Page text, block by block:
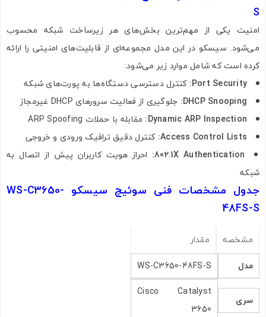
S
امنیت یکی از مهم‌ترین بخش‌های هر زیرساخت شبکه محسوب
می‌شود. سیسکو در این مدل مجموعه‌ای از قابلیت‌های امنیتی را ارائه
کرده است که شامل موارد زیر می‌شود:
Port Security: کنترل دسترسی دستگاه‌ها به پورت‌های شبکه
DHCP Snooping: جلوگیری از فعالیت سرورهای DHCP غیرمجاز
Dynamic ARP Inspection: مقابله با حملات ARP Spoofing
Access Control Lists: کنترل دقیق ترافیک ورودی و خروجی
802.1X Authentication: احراز هویت کاربران پیش از اتصال به
شبکه
جدول مشخصات فنی سوئیچ سیسکو WS-C3650-
48FS-S
مشخصه
مقدار
مدل
WS-C3650-48FS-S
سری
Cisco Catalyst
3650